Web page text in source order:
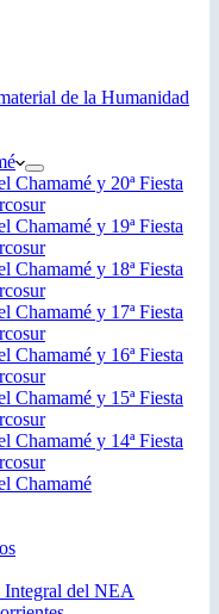
de la Humanidad
Chamamé y 20ª Fiesta
Chamamé y 19ª Fiesta
Chamamé y 18ª Fiesta
Chamamé y 17ª Fiesta
Chamamé y 16ª Fiesta
Chamamé y 15ª Fiesta
Chamamé y 14ª Fiesta
Chamamé
Integral del NEA